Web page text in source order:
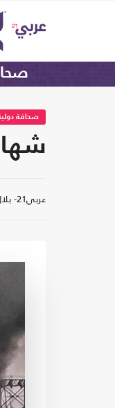
صحافة
عربي21- بلال ياسين